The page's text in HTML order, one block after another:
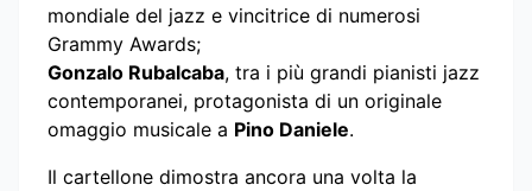
mondiale del jazz e vincitrice di numerosi
Grammy Awards;
Gonzalo Rubalcaba, tra i più grandi pianisti jazz
contemporanei, protagonista di un originale
omaggio musicale a Pino Daniele.
Il cartellone dimostra ancora una volta la